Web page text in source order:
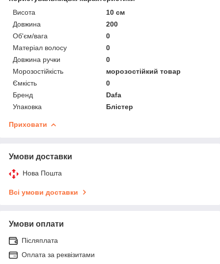
Висота
10 см
Довжина
200
Об'єм/вага
0
Матеріал волосу
0
Довжина ручки
0
Морозостійкість
морозостійкий товар
Ємкість
0
Бренд
Dafa
Упаковка
Блістер
Приховати
Умови доставки
Нова Пошта
Всі умови доставки
Умови оплати
Післяплата
Оплата за реквізитами